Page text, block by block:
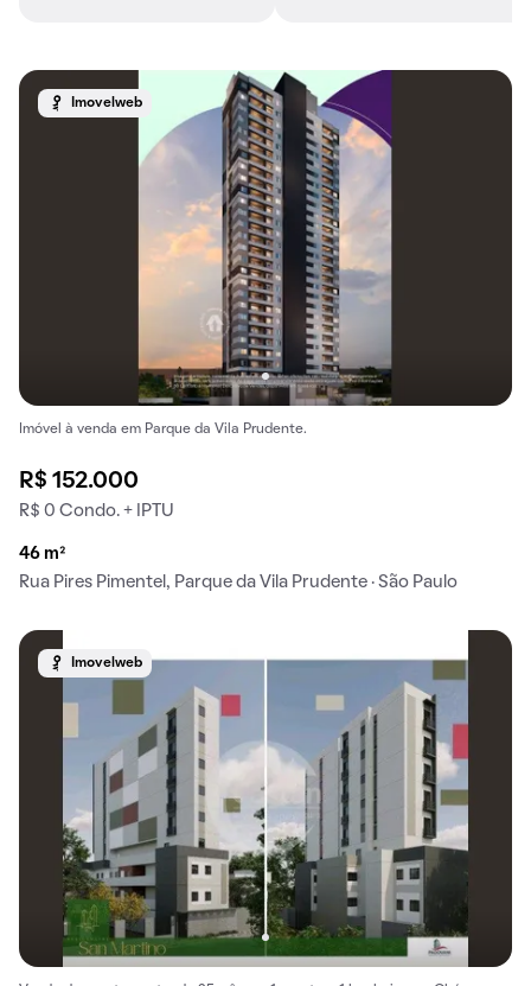
Imovelweb
Imóvel à venda em Parque da Vila Prudente.
R$ 152.000
R$ 0 Condo. + IPTU
46 m²
Rua Pires Pimentel, Parque da Vila Prudente · São Paulo
Imovelweb